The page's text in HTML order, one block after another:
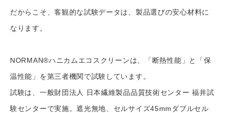
だからこそ、客観的な試験データは、製品選びの安心材料に
なります。
NORMAN®ハニカムエコスクリーンは、「断熱性能」と「保
温性能」を第三者機関で試験しています。
試験は、一般財団法人 日本繊維製品品質技術センター 福井試
験センターで実施。遮光無地、セルサイズ45mmダブルセル